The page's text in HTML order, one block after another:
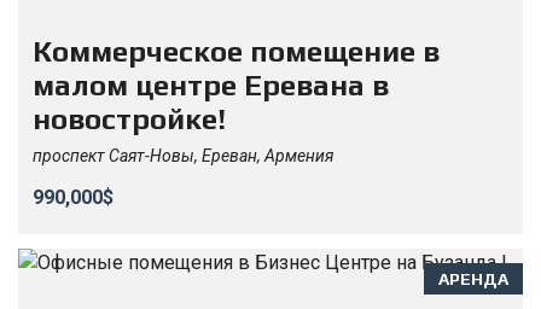
Коммерческое помещение в
малом центре Еревана в
новостройке!
проспект Саят-Новы, Ереван, Армения
990,000$
АРЕНДА